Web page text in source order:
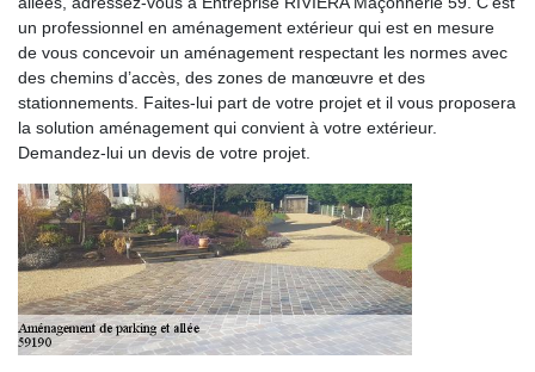
un professionnel en aménagement extérieur qui est en mesure
de vous concevoir un aménagement respectant les normes avec
des chemins d’accès, des zones de manœuvre et des
stationnements. Faites-lui part de votre projet et il vous proposera
la solution aménagement qui convient à votre extérieur.
Demandez-lui un devis de votre projet.